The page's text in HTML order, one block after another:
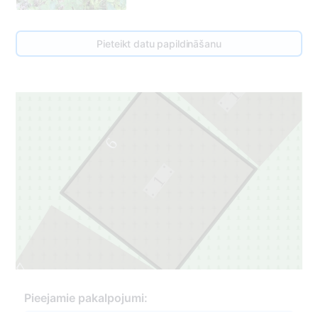
Pieteikt datu papildināšanu
5
7
6
1
Pieejamie pakalpojumi: